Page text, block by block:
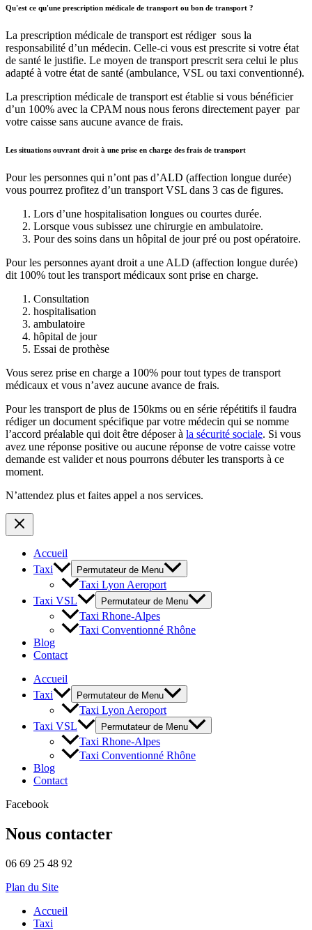
Qu'est ce qu'une prescription médicale de transport ou bon de transport ?
La prescription médicale de transport est rédiger sous la
responsabilité d’un médecin. Celle-ci vous est prescrite si votre état
de santé le justifie. Le moyen de transport prescrit sera celui le plus
adapté à votre état de santé (ambulance, VSL ou taxi conventionné).
La prescription médicale de transport est établie si vous bénéficier
d’un 100% avec la CPAM nous nous ferons directement payer par
votre caisse sans aucune avance de frais.
Les situations ouvrant droit à une prise en charge des frais de transport
Pour les personnes qui n’ont pas d’ALD (affection longue durée)
vous pourrez profitez d’un transport VSL dans 3 cas de figures.
Lors d’une hospitalisation longues ou courtes durée.
Lorsque vous subissez une chirurgie en ambulatoire.
Pour des soins dans un hôpital de jour pré ou post opératoire.
Pour les personnes ayant droit a une ALD (affection longue durée)
dit 100% tout les transport médicaux sont prise en charge.
Consultation
hospitalisation
ambulatoire
hôpital de jour
Essai de prothèse
Vous serez prise en charge a 100% pour tout types de transport
médicaux et vous n’avez aucune avance de frais.
Pour les transport de plus de 150kms ou en série répétitifs il faudra
rédiger un document spécifique par votre médecin qui se nomme
l’accord préalable qui doit être déposer à la sécurité sociale. Si vous
avez une réponse positive ou aucune réponse de votre caisse votre
demande est valider et nous pourrons débuter les transports à ce
moment.
N’attendez plus et faites appel a nos services.
Accueil
Taxi
Permutateur de Menu
Taxi Lyon Aeroport
Taxi VSL
Permutateur de Menu
Taxi Rhone-Alpes
Taxi Conventionné Rhône
Blog
Contact
Accueil
Taxi
Permutateur de Menu
Taxi Lyon Aeroport
Taxi VSL
Permutateur de Menu
Taxi Rhone-Alpes
Taxi Conventionné Rhône
Blog
Contact
Facebook
Nous contacter
06 69 25 48 92
Plan du Site
Accueil
Taxi